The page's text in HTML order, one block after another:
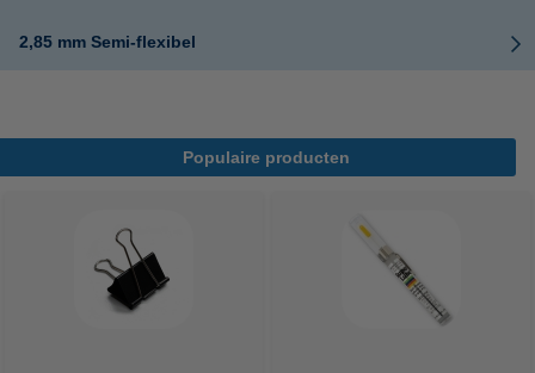
2,85 mm Semi-flexibel
Populaire producten